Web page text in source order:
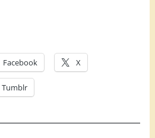
Facebook X
Tumblr